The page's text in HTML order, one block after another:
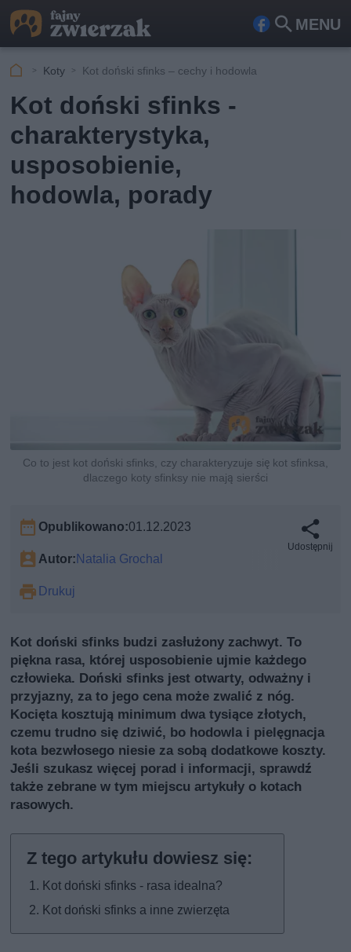
MENU
Fa
ook
Szu
Koty Kot doński sfinks – cechy i hodowla
Kot doński sfinks -
charakterystyka,
usposobienie,
hodowla, porady
Co to jest kot doński sfinks, czy charakteryzuje się kot sfinksa,
dlaczego koty sfinksy nie mają sierści
Opublikowano:01.12.2023
Autor:Natalia Grochal
Drukuj
Udostępnij
Kot doński sfinks budzi zasłużony zachwyt. To
piękna rasa, której usposobienie ujmie każdego
człowieka. Doński sfinks jest otwarty, odważny i
przyjazny, za to jego cena może zwalić z nóg.
Kocięta kosztują minimum dwa tysiące złotych,
czemu trudno się dziwić, bo hodowla i pielęgnacja
kota bezwłosego niesie za sobą dodatkowe koszty.
Jeśli szukasz więcej porad i informacji, sprawdź
także zebrane w tym miejscu artykuły o kotach
rasowych.
Kot doński sfinks - rasa idealna?
Kot doński sfinks a inne zwierzęta